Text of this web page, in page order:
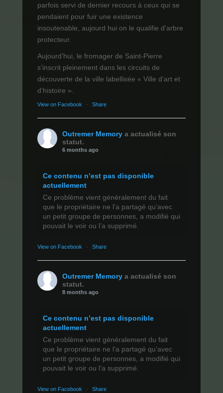
parfois servi de dernier recours à ceux qui se
pendaient pour fuir une existence
insoutenable, aujourd hui on le qualifie d'arbre
protecteur.
Aujourd’hui, le fromager de Saint-Pierre
s’inscrit pleinement dans les circuits de
découverte de la ville labellisée « Ville d’art et
d’histoire ».
View on Facebook · Share
Outremer Memory a actualisé son
statut.
6 months ago
Ce contenu n’est pas disponible
actuellement
Ce problème vient généralement du fait
que le propriétaire ne l’a partagé qu’avec
un petit groupe de personnes, a modifié qui
pouvait le voir ou l’a supprimé.
View on Facebook · Share
Outremer Memory a actualisé son
statut.
8 months ago
Ce contenu n’est pas disponible
actuellement
Ce problème vient généralement du fait
que le propriétaire ne l’a partagé qu’avec
un petit groupe de personnes, a modifié qui
pouvait le voir ou l’a supprimé.
View on Facebook · Share